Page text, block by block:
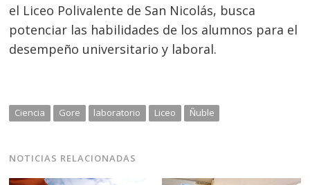
el Liceo Polivalente de San Nicolás, busca
potenciar las habilidades de los alumnos para el
desempeño universitario y laboral.
Ciencia Gore laboratorio Liceo Ñuble
NOTICIAS RELACIONADAS